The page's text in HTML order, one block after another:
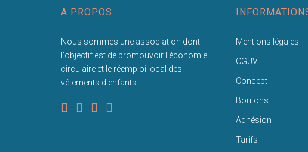
A PROPOS
Nous sommes une association dont
l'objectif est de promouvoir l'économie
circulaire et le réemploi local des
vêtements d'enfants.
Mentions légales
CGUV
Concept
Boutons
Adhésion
Tarifs